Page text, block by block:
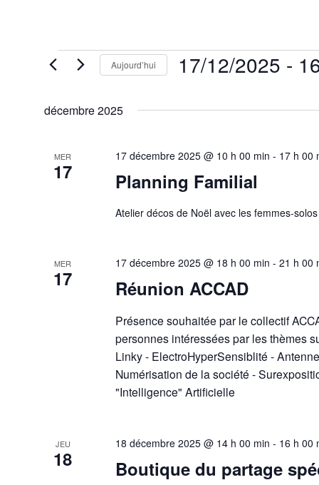
Évènements Aujourd’hui 17/12/2025 -
date.
décembre 2025
MER
17 Planning Familial
17 décembre 2025 @ 10 h 00 min - 17 h 00
Atelier décos de Noël avec les femmes-
MER
17 Réunion ACCAD
17 décembre 2025 @ 18 h 00 min -21 h 00
Présence souhaitée par le collectif
personnes intéressées par les thèmes
Linky - ElectroHyperSensiblité -
Numérisation de la société -
"Intelligence" Artificielle
JEU
18 Boutique du partage
18 décembre 2025 @ 14 h 00 min - 16 h 00